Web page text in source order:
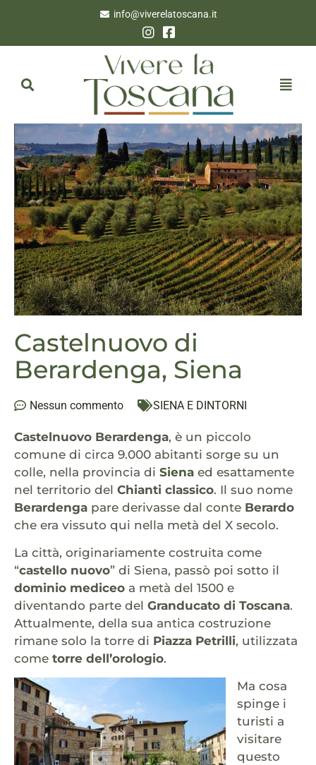
info@viverelatoscana.it
Castelnuovo di
Berardenga, Siena
Nessun commento SIENA E DINTORNI
Castelnuovo Berardenga, è un piccolo
comune di circa 9.000 abitanti sorge su un
colle, nella provincia di Siena ed esattamente
nel territorio del Chianti classico. Il suo nome
Berardenga pare derivasse dal conte Berardo
che era vissuto qui nella metà del X secolo.
La città, originariamente costruita come
“castello nuovo” di Siena, passò poi sotto il
dominio mediceo a metà del 1500 e
diventando parte del Granducato di Toscana.
Attualmente, della sua antica costruzione
rimane solo la torre di Piazza Petrilli, utilizzata
come torre dell’orologio.
Ma cosa
spinge i
turisti a
visitare
questo